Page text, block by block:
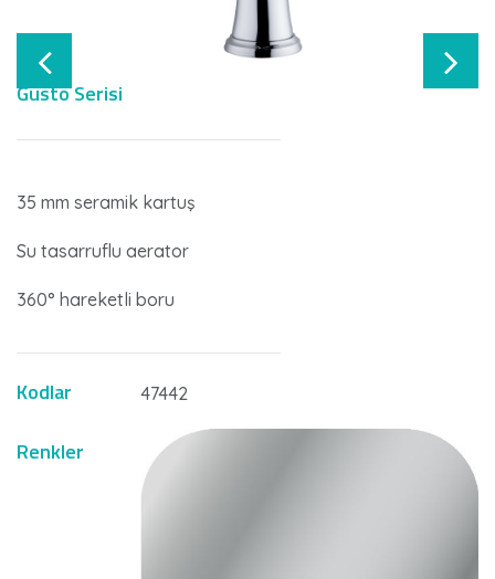
Gusto Serisi
35 mm seramik kartuş
Su tasarruflu aerator
360° hareketli boru
Kodlar 47442
Renkler